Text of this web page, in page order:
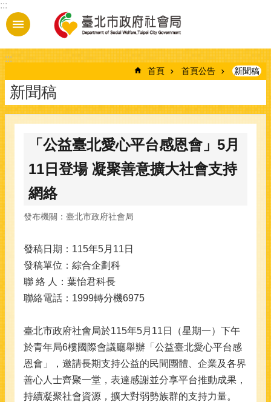
跳到主要內容區塊
:::
:::
首頁 首頁公告 新聞稿
新聞稿
「公益臺北愛心平台感恩會」5月
11日登場 凝聚善意擴大社會支持
網絡
發布機關：臺北市政府社會局
發稿日期：115年5月11日
發稿單位：綜合企劃科
聯 絡 人：葉怡君科長
聯絡電話：1999轉分機6975
臺北市政府社會局於115年5月11日（星期一）下午
於青年局6樓國際會議廳舉辦「公益臺北愛心平台感
恩會」，邀請長期支持公益的民間團體、企業及各界
善心人士齊聚一堂，表達感謝並分享平台推動成果，
持續凝聚社會資源，擴大對弱勢族群的支持力量。